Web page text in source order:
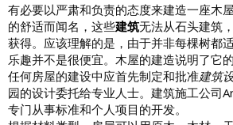
有必要以严肃和负责的态度来建造一座木屋
的舒适而闻名，这些建筑无法从石头建筑
获得。应该理解的是，由于并非每棵树都
乐趣并不是很便宜。木屋的建造说明了它
任何房屋的建设中应首先制定和批准建筑
园的设计委托给专业人士。建筑施工公司
专门从事标准和个人项目的开发。